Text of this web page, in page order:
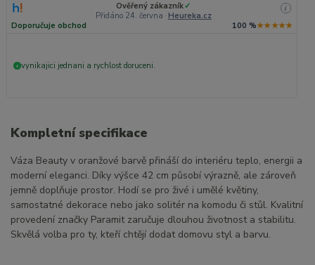
Ověřený zákazník ✓
Přidáno 24. června · Heureka.cz
i
Doporučuje obchod 100 %★★★★★
+ vynikajici jednani a rychlost doruceni.
Kompletní specifikace
Váza Beauty v oranžové barvě přináší do interiéru teplo, energii a
moderní eleganci. Díky výšce 42 cm působí výrazně, ale zároveň
jemně doplňuje prostor. Hodí se pro živé i umělé květiny,
samostatné dekorace nebo jako solitér na komodu či stůl. Kvalitní
provedení značky Paramit zaručuje dlouhou životnost a stabilitu.
Skvělá volba pro ty, kteří chtějí dodat domovu styl a barvu.